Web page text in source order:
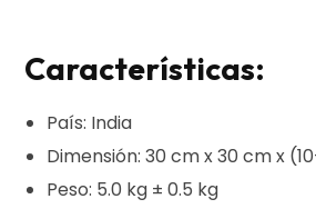
Características:
País: India
Dimensión: 30 cm x 30 cm x
Peso: 5.0 kg ± 0.5 kg